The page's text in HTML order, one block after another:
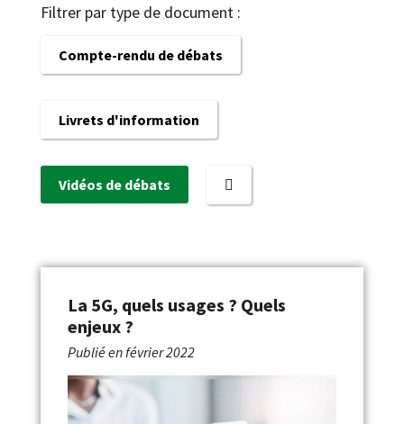
Filtrer par type de document :
Compte-rendu de débats
Livrets d'information
Vidéos de débats
La 5G, quels usages ? Quels
enjeux ?
Publié enfévrier 2022